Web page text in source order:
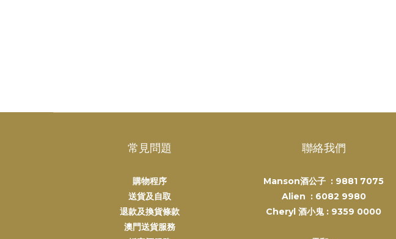
常見問題
購物程序
送貨及自取
退款及換貨條款
澳門送貨服務
聯絡我們
Manson酒公子 : 9881 7075
Alien : 6082 9980
Cheryl 酒小鬼 : 9359 0000